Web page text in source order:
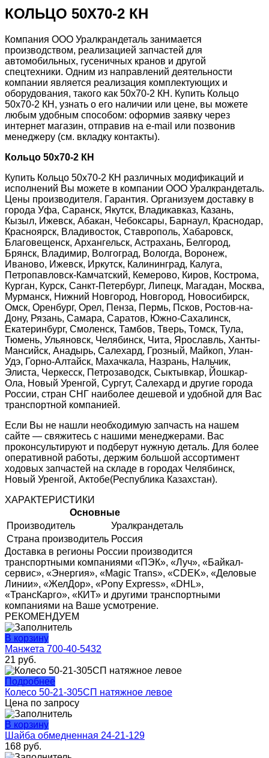
КОЛЬЦО 50Х70-2 КН
Компания ООО Уралкрандеталь занимается
производством, реализацией запчастей для
автомобильных, гусеничных кранов и другой
спецтехники. Одним из направлений деятельности
компании является реализация комплектующих и
оборудования, такого как 50х70-2 КН. Купить Кольцо
50х70-2 КН, узнать о его наличии или цене, вы можете
любым удобным способом: оформив заявку через
интернет магазин, отправив на e-mail или позвонив
менеджеру (см. вкладку контакты).
Кольцо 50х70-2 КН
Купить Кольцо 50х70-2 КН различных модификаций и
исполнений Вы можете в компании ООО Уралкрандеталь.
Цены производителя. Гарантия. Организуем доставку в
города Уфа, Саранск, Якутск, Владикавказ, Казань,
Кызыл, Ижевск, Абакан, Чебоксары, Барнаул, Краснодар,
Красноярск, Владивосток, Ставрополь, Хабаровск,
Благовещенск, Архангельск, Астрахань, Белгород,
Брянск, Владимир, Волгоград, Вологда, Воронеж,
Иваново, Ижевск, Иркутск, Калининград, Калуга,
Петропавловск-Камчатский, Кемерово, Киров, Кострома,
Курган, Курск, Санкт-Петербург, Липецк, Магадан, Москва,
Мурманск, Нижний Новгород, Новгород, Новосибирск,
Омск, Оренбург, Орел, Пенза, Пермь, Псков, Ростов-на-
Дону, Рязань, Самара, Саратов, Южно-Сахалинск,
Екатеринбург, Смоленск, Тамбов, Тверь, Томск, Тула,
Тюмень, Ульяновск, Челябинск, Чита, Ярославль, Ханты-
Мансийск, Анадырь, Салехард, Грозный, Майкоп, Улан-
Удэ, Горно-Алтайск, Махачкала, Назрань, Нальчик,
Элиста, Черкесск, Петрозаводск, Сыктывкар, Йошкар-
Ола, Новый Уренгой, Сургут, Салехард и другие города
России, стран СНГ наиболее дешевой и удобной для Вас
транспортной компанией.
Если Вы не нашли необходимую запчасть на нашем
сайте — свяжитесь с нашими менеджерами. Вас
проконсультируют и подберут нужную деталь. Для более
оперативной работы, держим большой ассортимент
ходовых запчастей на складе в городах Челябинск,
Новый Уренгой, Актобе(Республика Казахстан).
ХАРАКТЕРИСТИКИ
Основные
Производитель
Уралкрандеталь
Страна производитель Россия
Доставка в регионы России производится
транспортными компаниями «ПЭК», «Луч», «Байкал-
сервис», «Энергия», «Magic Trans», «CDEK», «Деловые
Линии», «ЖелДор», «Pony Express», «DHL»,
«ТрансКарго», «КИТ» и другими транспортными
компаниями на Ваше усмотрение.
РЕКОМЕНДУЕМ
В корзину
Манжета 700-40-5432
21 руб.
Подробнее
Колесо 50-21-305СП натяжное левое
Цена по запросу
В корзину
Шайба обмедненная 24-21-129
168 руб.